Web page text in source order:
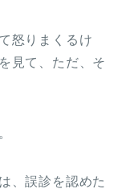
怒りまくるけ
見て、ただ、そ
、誤診を認めた